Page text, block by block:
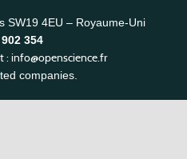
SW19 4EU – Royaume-Uni
354
: info@openscience.fr
companies.